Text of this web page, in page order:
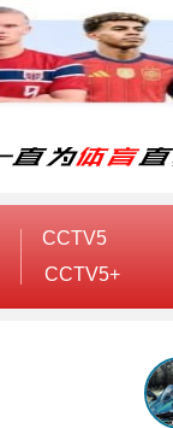
CCTV5
CCTV5+